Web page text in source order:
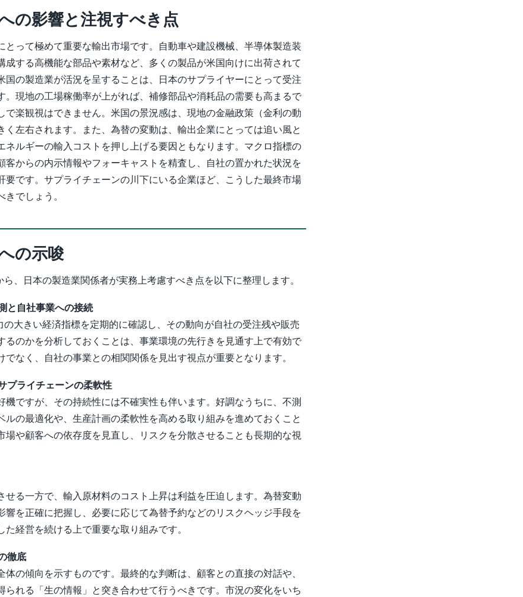
の影響と注視すべき点
とって極めて重要な輸出市場です。自動車や建設機械、半導体製造装
成する高機能な部品や素材など、多くの製品が米国向けに出荷されて
国の製造業が活況を呈することは、日本のサプライヤーにとって受注
。現地の工場稼働率が上がれば、補修部品や消耗品の需要も高まるで
で楽観視はできません。米国の景況感は、現地の金融政策（金利の動
く左右されます。また、為替の変動は、輸出企業にとっては追い風と
ネルギーの輸入コストを押し上げる要因ともなります。マクロ指標の
客からの内示情報やフォーキャストを精査し、自社の置かれた状況を
要です。サプライチェーンの川下にいる企業ほど、こうした最終市場
でしょう。
の示唆
、日本の製造業関係者が実務上考慮すべき点を以下に整理します。
と自社事業への接続
大きい経済指標を定期的に確認し、その動向が自社の受注残や販売
るのかを分析しておくことは、事業環境の先行きを見通す上で有効で
なく、自社の事業との相関関係を見出す視点が重要となります。
プライチェーンの柔軟性
機ですが、その持続性には不確実性も伴います。好調なうちに、不測
ルの最適化や、生産計画の柔軟性を高める取り組みを進めておくこと
場や顧客への依存度を見直し、リスクを分散させることも長期的な視
せる一方で、輸入原材料のコスト上昇は利益を圧迫します。為替変動
響を正確に把握し、必要に応じて為替予約などのリスクヘッジ手段を
経営を続ける上で重要な取り組みです。
徹底
体の傾向を示すものです。最終的な判断は、顧客との直接の対話や、
られる「生の情報」と突き合わせて行うべきです。市況の変化をいち